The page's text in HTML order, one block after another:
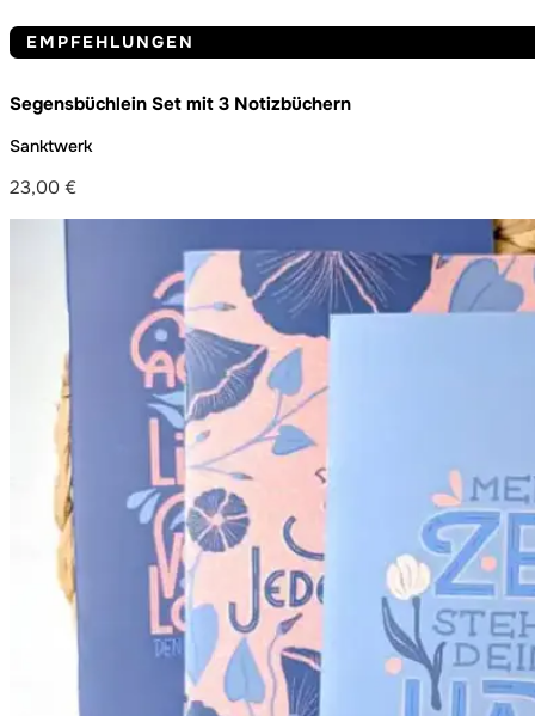
EMPFEHLUNGEN
Segensbüchlein Set mit 3 Notizbüchern
Sanktwerk
23,00 €